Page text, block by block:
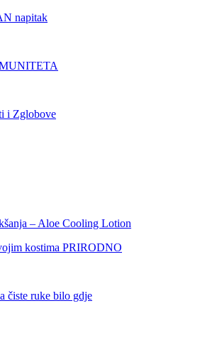
napitak
i Zglobove
– Aloe Cooling Lotion
kostima PRIRODNO
čiste ruke bilo gdje